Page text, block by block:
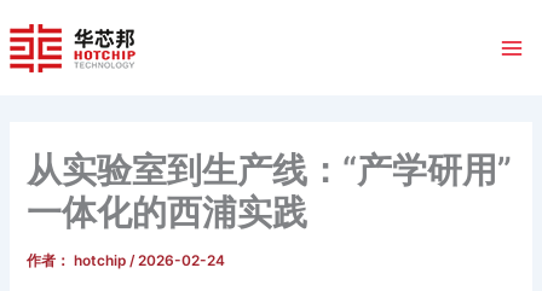
至
内
从实验室到生产线：“产学研用”
一体化的西浦实践
作者： hotchip/2026-02-24